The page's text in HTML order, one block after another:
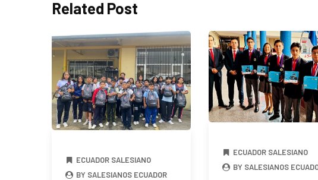
Related Post
ECUADOR SALESIANO
BY SALESIANOS ECUADOR
ECUADOR SALESIANO
BY SALESIANOS